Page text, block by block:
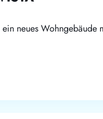
neues Wohngebäude